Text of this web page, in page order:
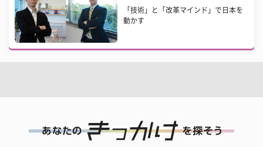
「技術」と「改革マインド」で日本を
動かす